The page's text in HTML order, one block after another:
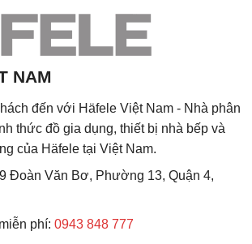
NAM
đến với Häfele Việt Nam - Nhà phân
thức đồ gia dụng, thiết bị nhà bếp và
của Häfele tại Việt Nam.
9 Đoàn Văn Bơ, Phường 13, Quận 4,
phí: 0943 848 777